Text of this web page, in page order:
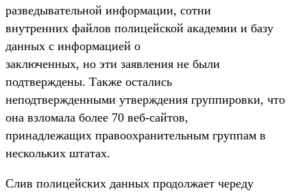
разведывательной информации, сотни
внутренних файлов полицейской академии и базу
данных с информацией о
заключенных, но эти заявления не были
подтверждены. Также остались
неподтвержденными утверждения группировки, что
она взломала более 70 веб-сайтов,
принадлежащих правоохранительным группам в
нескольких штатах.
Слив полицейских данных продолжает череду